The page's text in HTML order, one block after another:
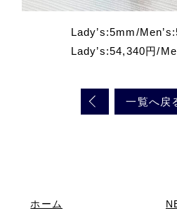
Lady’s:5mm/
Lady’s:54,340円/
一覧へ戻
ホーム